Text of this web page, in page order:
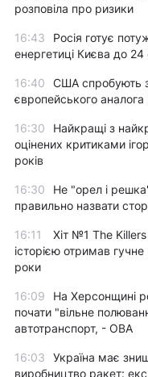
розповіла про ризики
16:43
Росія готує
енергетиці Києва до
16:40
США спробують
європейського
16:30
Найкращі з
оцінених критиками
років
16:30
Не "орел і
правильно назвати
16:11
Хіт №1 The
історією отримав
роки
16:09
На Херсонщині
почати "вільне
автотранспорт, - ОВА
16:03
Україна має
виробництво ракет: